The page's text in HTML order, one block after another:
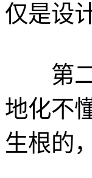
仅是设
第二
地化不
生根的